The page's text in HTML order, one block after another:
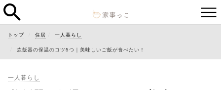
トップ 住居 一人暮らし
炊飯器の保温のコツ5つ｜美味しいご飯が食べたい！
一人暮らし